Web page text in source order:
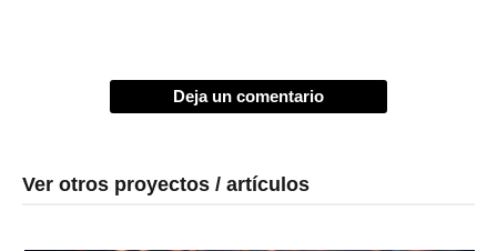
Deja un comentario
Ver otros proyectos / artículos